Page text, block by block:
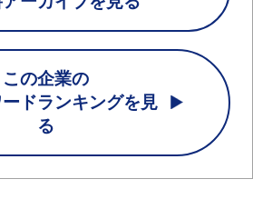
この企業の
ドランキングを見
る